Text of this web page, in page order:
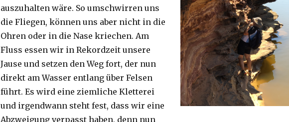
auszuhalten wäre. So umschwirren uns
die Fliegen, können uns aber nicht in die
Ohren oder in die Nase kriechen. Am
Fluss essen wir in Rekordzeit unsere
Jause und setzen den Weg fort, der nun
direkt am Wasser entlang über Felsen
führt. Es wird eine ziemliche Kletterei
und irgendwann steht fest, dass wir eine
Abzweigung verpasst haben, denn nun